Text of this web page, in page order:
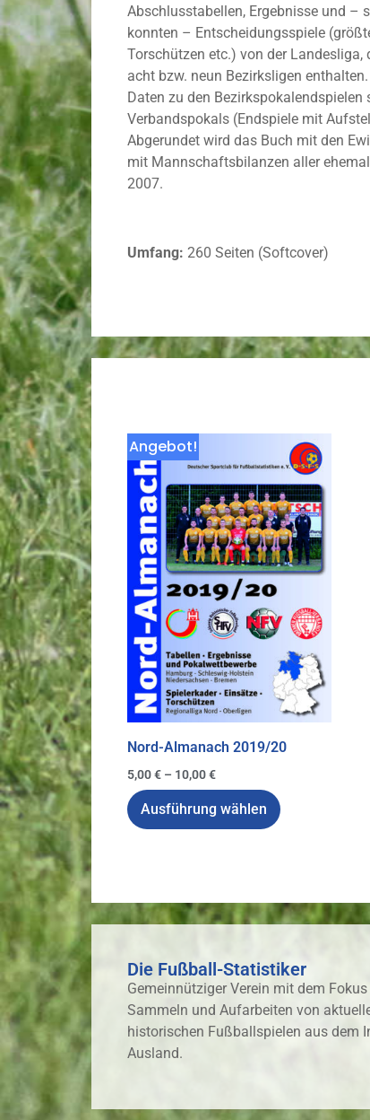
Abschlusstabellen, Ergebnisse und –
konnten – Entscheidungsspiele
Torschützen etc.) von der Landesliga,
acht bzw. neun Bezirksligen
Daten zu den Bezirkspokalendspielen
Verbandspokals (Endspiele mit
Abgerundet wird das Buch mit den
mit Mannschaftsbilanzen aller
2007.
Umfang: 260 Seiten (Softcover)
Angebot!
Nord-Almanach 2019/20
5,00€ – 10,00€
Ausführung wählen
Die Fußball-Statistiker
Gemeinnütziger Verein mit dem
Sammeln und Aufarbeiten von
historischen Fußballspielen aus dem
Ausland.